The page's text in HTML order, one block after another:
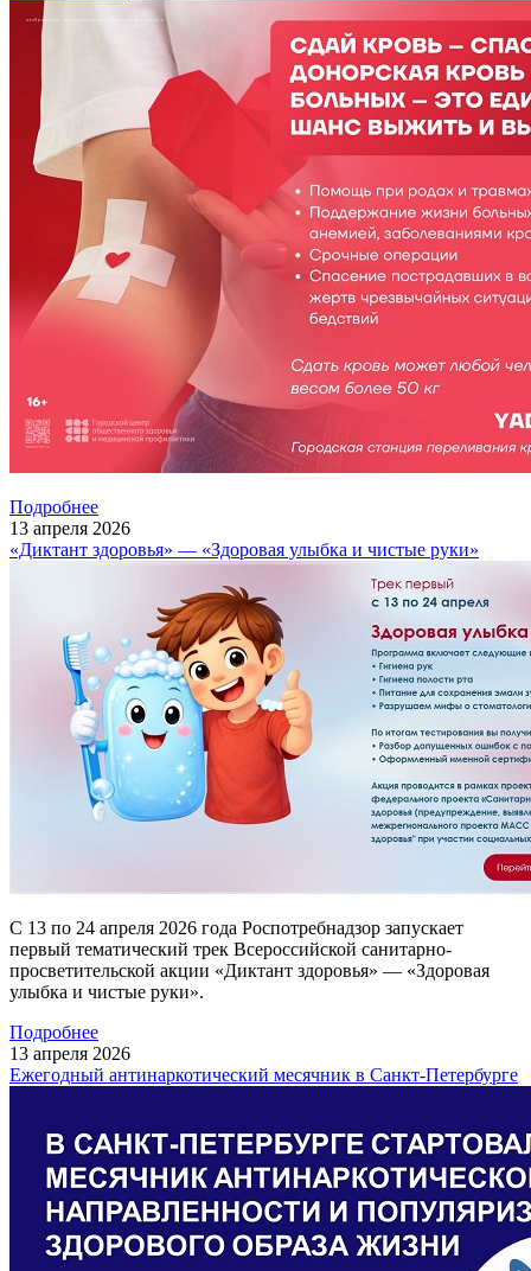
Подробнее
13 апреля 2026
«Диктант здоровья» — «Здоровая улыбка и чистые руки»
С 13 по 24 апреля 2026 года Роспотребнадзор запускает
первый тематический трек Всероссийской санитарно-
просветительской акции «Диктант здоровья» — «Здоровая
улыбка и чистые руки».
Подробнее
13 апреля 2026
Ежегодный антинаркотический месячник в Санкт-Петербурге